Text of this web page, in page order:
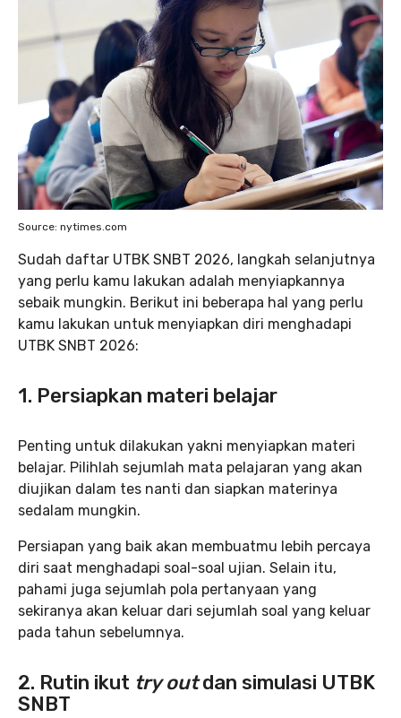
Source: nytimes.com
Sudah daftar UTBK SNBT 2026, langkah selanjutnya
yang perlu kamu lakukan adalah menyiapkannya
sebaik mungkin. Berikut ini beberapa hal yang perlu
kamu lakukan untuk menyiapkan diri menghadapi
UTBK SNBT 2026:
1. Persiapkan materi belajar
Penting untuk dilakukan yakni menyiapkan materi
belajar. Pilihlah sejumlah mata pelajaran yang akan
diujikan dalam tes nanti dan siapkan materinya
sedalam mungkin.
Persiapan yang baik akan membuatmu lebih percaya
diri saat menghadapi soal-soal ujian. Selain itu,
pahami juga sejumlah pola pertanyaan yang
sekiranya akan keluar dari sejumlah soal yang keluar
pada tahun sebelumnya.
2. Rutin ikut try outdan simulasi UTBK
SNBT